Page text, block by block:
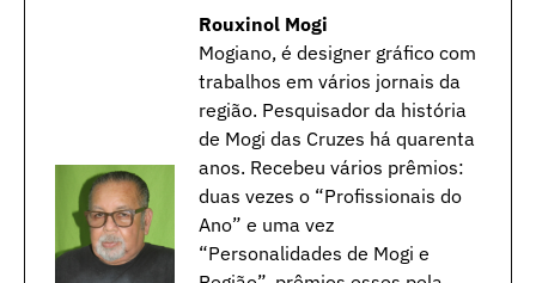
Rouxinol Mogi
Mogiano, é designer gráfico com
trabalhos em vários jornais da
região. Pesquisador da história
de Mogi das Cruzes há quarenta
anos. Recebeu vários prêmios:
duas vezes o “Profissionais do
Ano” e uma vez
“Personalidades de Mogi e